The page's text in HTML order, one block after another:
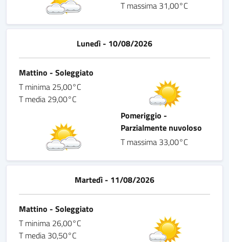
T massima 31,00°C
Lunedì - 10/08/2026
Mattino - Soleggiato
T minima 25,00°C
T media 29,00°C
Pomeriggio -
Parzialmente nuvoloso
T massima 33,00°C
Martedì - 11/08/2026
Mattino - Soleggiato
T minima 26,00°C
T media 30,50°C